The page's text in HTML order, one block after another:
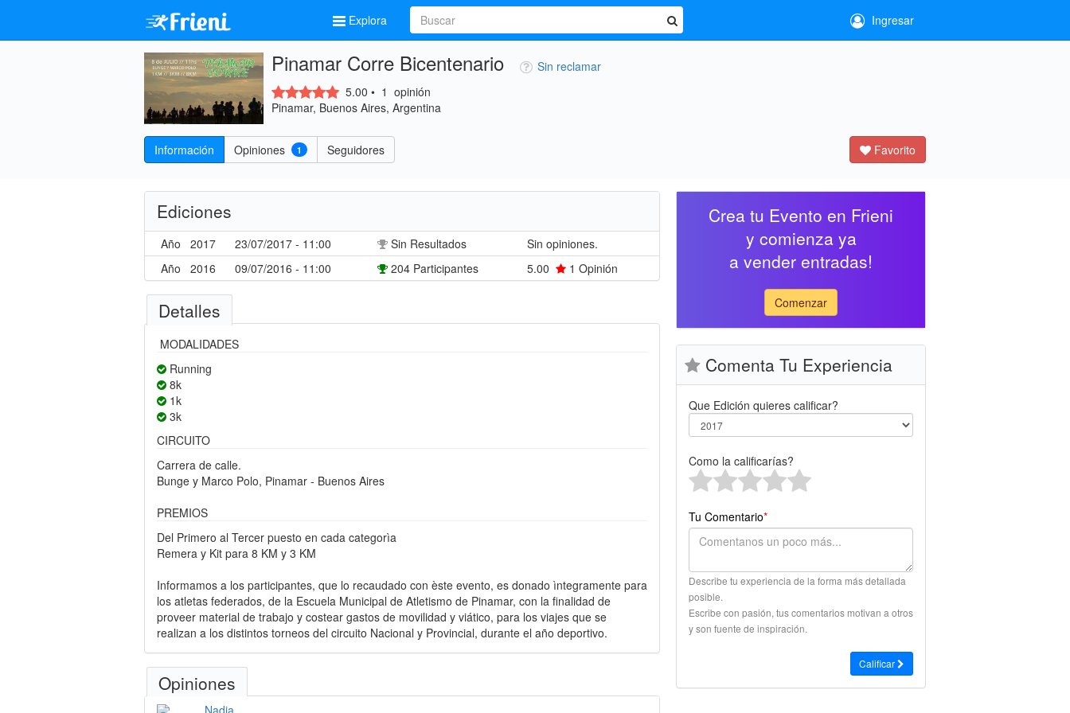
Explora Ingresar
Pinamar Corre Bicentenario
Sin reclamar
5.00 • 1 opinión
Pinamar, Buenos Aires, Argentina
Favorito
Información Opiniones 1 Seguidores
Ediciones
Año 2017 23/07/2017 - 11:00 Sin Resultados
Sin opiniones.
Año
2016 09/07/2016 - 11:00 204 Participantes 5.00 1 Opinión
Detalles
MODALIDADES
Running
8k
1k
3k
CIRCUITO
Carrera de calle.
Bunge y Marco Polo, Pinamar - Buenos Aires
PREMIOS
Del Primero al Tercer puesto en cada categorìa
Remera y Kit para 8 KM y 3 KM
Informamos a los participantes, que lo recaudado con èste evento, es donado ìntegramente para
los atletas federados, de la Escuela Municipal de Atletismo de Pinamar, con la finalidad de
proveer material de trabajo y costear gastos de movilidad y viático, para los viajes que se
realizan a los distintos torneos del circuito Nacional y Provincial, durante el año deportivo.
Opiniones
Nadia
Crea tu Evento en Frieni
y comienza ya
a vender entradas!
Comenzar
Comenta Tu Experiencia
Que Edición quieres calificar?
Como la calificarías?
Tu Comentario*
Describe tu experiencia de la forma más detallada
posible.
Escribe con pasión, tus comentarios motivan a otros
y son fuente de inspiración.
Calificar